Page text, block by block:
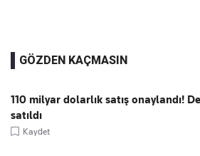
GÖZDEN KAÇMASIN
110 milyar dolarlık satış onaylandı!
satıldı
Kaydet